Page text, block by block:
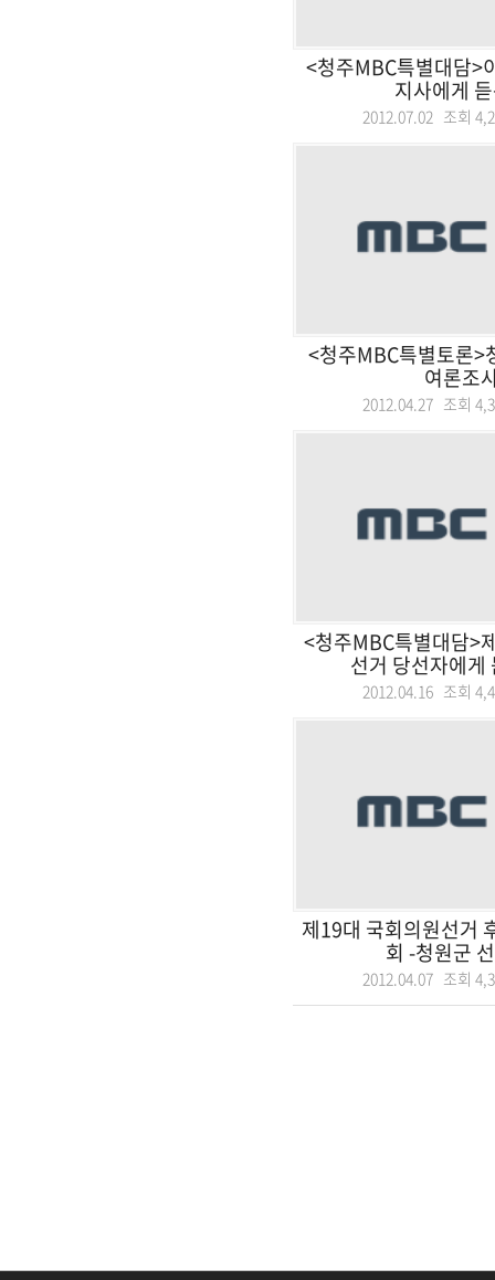
<청주MBC특별대담>
지사에게
2012.07.02 조회
<청주MBC특별토론>
여론조
2012.04.27 조회
<청주MBC특별대담>
선거 당선자에게
2012.04.16 조회
제19대 국회의원선거
회 -청원군
2012.04.07 조회